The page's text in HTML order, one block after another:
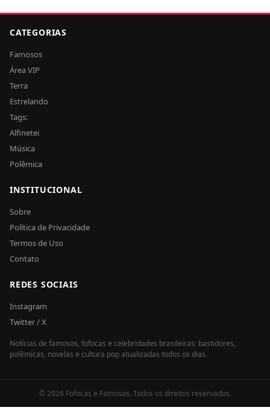
CATEGORIAS
Famosos
Área VIP
Terra
Estrelando
Tags:
Alfinetei
Música
Polêmica
INSTITUCIONAL
Sobre
Política de Privacidade
Termos de Uso
Contato
REDES SOCIAIS
Instagram
Twitter / X
Notícias de famosos, fofocas e celebridades brasileiras: bastidores,
polêmicas, novelas e cultura pop atualizadas todos os dias.
© 2026 Fofocas e Famosos. Todos os direitos reservados.